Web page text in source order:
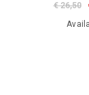
€ 26,50